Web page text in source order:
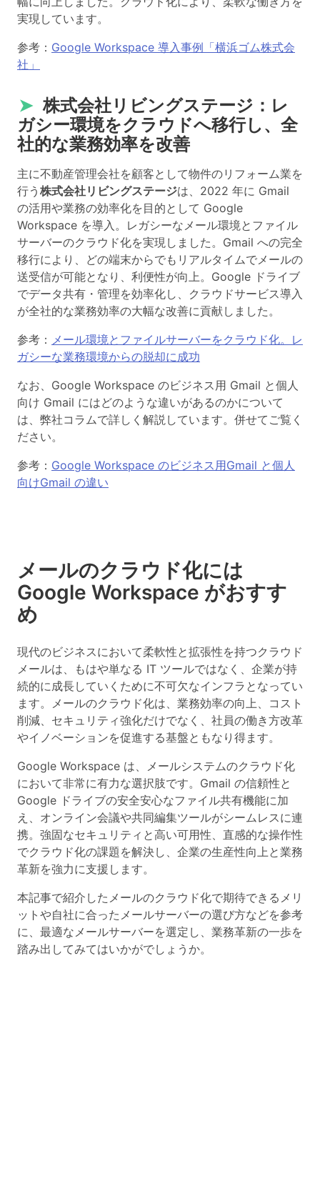
実現しています。
参考： Google Workspace 導入事例「横浜ゴム株式会
社」
➤ 株式会社リビングステージ：レ
ガシー環境をクラウドへ移行し、全
社的な業務効率を改善
主に不動産管理会社を顧客として物件のリフォーム業を
行う 株式会社リビングステージは、2022 年に Gmail
の活用や業務の効率化を目的として Google
Workspace を導入。レガシーなメール環境とファイル
サーバーのクラウド化を実現しました。Gmail への完全
移行により、どの端末からでもリアルタイムでメールの
送受信が可能となり、利便性が向上。Google ドライブ
でデータ共有・管理を効率化し、クラウドサービス導入
が全社的な業務効率の大幅な改善に貢献しました。
参考： メール環境とファイルサーバーをクラウド化。レ
ガシーな業務環境からの脱却に成功
なお、Google Workspace のビジネス用 Gmail と個人
向け Gmail にはどのような違いがあるのかについて
は、弊社コラムで詳しく解説しています。併せてご覧く
ださい。
参考： Google Workspace のビジネス用Gmail と個人
向けGmail の違い
メールのクラウド化には
Google Workspace がおすす
め
現代のビジネスにおいて柔軟性と拡張性を持つクラウド
メールは、もはや単なる IT ツールではなく、企業が持
続的に成長していくために不可欠なインフラとなってい
ます。メールのクラウド化は、業務効率の向上、コスト
削減、セキュリティ強化だけでなく、社員の働き方改革
やイノベーションを促進する基盤ともなり得ます。
Google Workspace は、メールシステムのクラウド化
において非常に有力な選択肢です。Gmail の信頼性と
Google ドライブの安全安心なファイル共有機能に加
え、オンライン会議や共同編集ツールがシームレスに連
携。強固なセキュリティと高い可用性、直感的な操作性
でクラウド化の課題を解決し、企業の生産性向上と業務
革新を強力に支援します。
本記事で紹介したメールのクラウド化で期待できるメリ
ットや自社に合ったメールサーバーの選び方などを参考
に、最適なメールサーバーを選定し、業務革新の一歩を
踏み出してみてはいかがでしょうか。